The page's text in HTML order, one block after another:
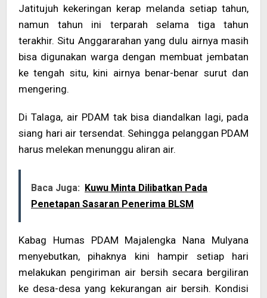
Jatitujuh kekeringan kerap melanda setiap tahun,
namun tahun ini terparah selama tiga tahun
terakhir. Situ Anggararahan yang dulu airnya masih
bisa digunakan warga dengan membuat jembatan
ke tengah situ, kini airnya benar-benar surut dan
mengering.
Di Talaga, air PDAM tak bisa diandalkan lagi, pada
siang hari air tersendat. Sehingga pelanggan PDAM
harus melekan menunggu aliran air.
Baca Juga: Kuwu Minta Dilibatkan Pada
Penetapan Sasaran Penerima BLSM
Kabag Humas PDAM Majalengka Nana Mulyana
menyebutkan, pihaknya kini hampir setiap hari
melakukan pengiriman air bersih secara bergiliran
ke desa-desa yang kekurangan air bersih. Kondisi